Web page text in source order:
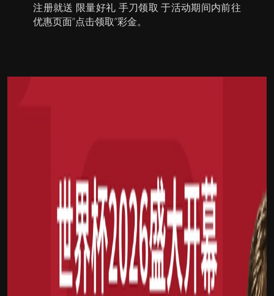
注册就送 限量好礼 手刀领取 于活动期间内前往
优惠页面”点击领取”彩金。